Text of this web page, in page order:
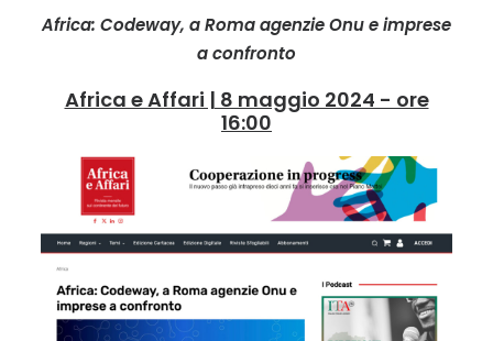
Africa: Codeway, a Roma agenzie Onu e imprese
a confronto
Africa e Affari | 8 maggio 2024 - ore
16:00